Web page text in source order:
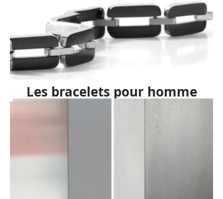
Les bracelets pour homme